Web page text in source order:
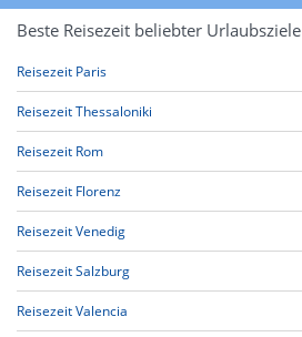
Beste Reisezeit beliebter Urlaubsziele
Reisezeit Paris
Reisezeit Thessaloniki
Reisezeit Rom
Reisezeit Florenz
Reisezeit Venedig
Reisezeit Salzburg
Reisezeit Valencia